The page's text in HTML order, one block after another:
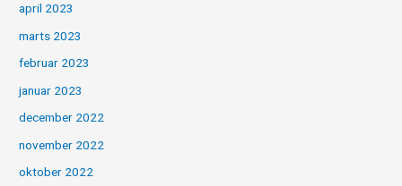
april 2023
marts 2023
februar 2023
januar 2023
december 2022
november 2022
oktober 2022